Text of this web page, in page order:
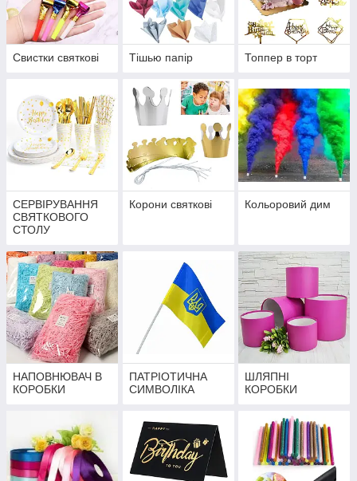
Свистки святкові Тішью папір Топпер в торт
СЕРВІРУВАННЯ
СВЯТКОВОГО
СТОЛУ
Корони святкові Кольоровий дим
НАПОВНЮВАЧ В
КОРОБКИ
ПАТРІОТИЧНА
СИМВОЛІКА
ШЛЯПНІ
КОРОБКИ